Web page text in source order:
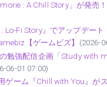
: A Chill Story」が発売
Lo-Fi Story』でアップデー
【ゲームビズ】 (2026-
勉強配信企画「Study with
06-01 07:00)
ゲーム『Chill with You』が